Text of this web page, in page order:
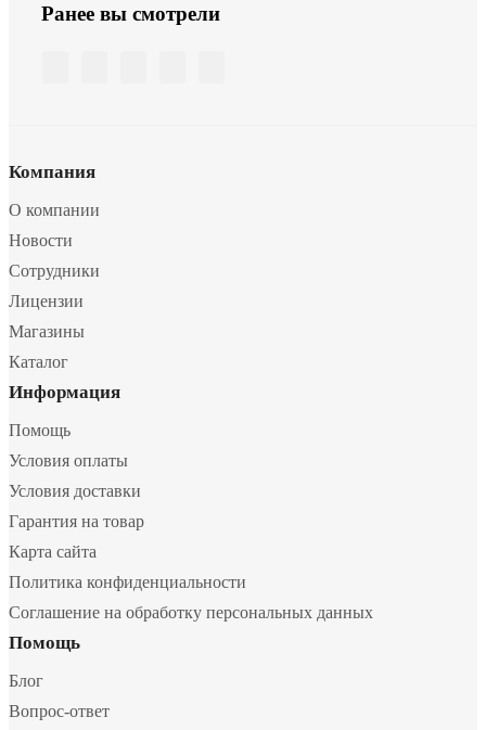
Ранее вы смотрели
Компания
О компании
Новости
Сотрудники
Лицензии
Магазины
Каталог
Информация
Помощь
Условия оплаты
Условия доставки
Гарантия на товар
Карта сайта
Политика конфиденциальности
Соглашение на обработку персональных данных
Помощь
Блог
Вопрос-ответ